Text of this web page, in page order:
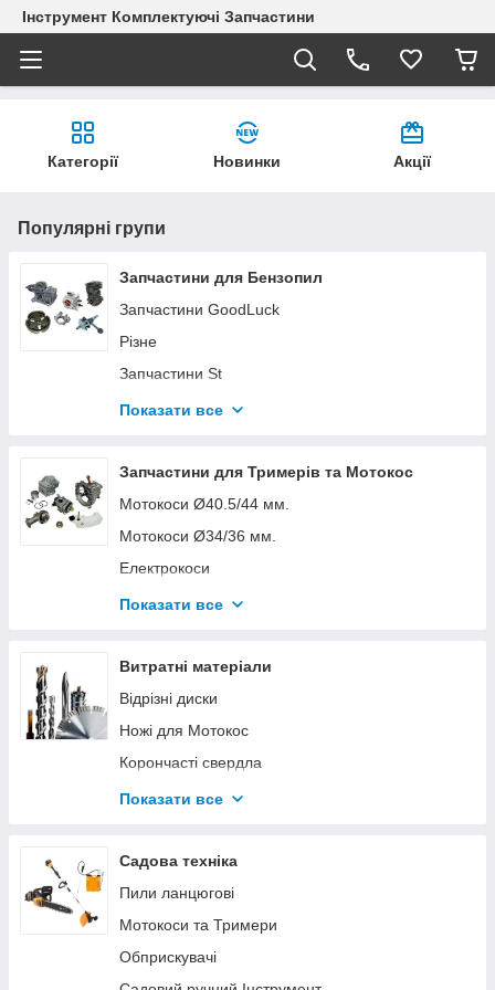
Інструмент Комплектуючі Запчастини
Категорії Новинки Акції
Популярні групи
Запчастини для Бензопил
Запчастини GoodLuck
Різне
Запчастини St
Запчастини P
Запчастини Hu
Запчастини для акумуляторних пил
Показати все
Запчастини для Тримерів та Мотокос
Мотокоси Ø40.5/44 мм.
Мотокоси Ø34/36 мм.
Електрокоси
Запчастини St FS-55-250
4Т
Насадки для Мотокіс
Захисний одяг та аксесуари
Запчастини для акумуляторних Кос
Показати все
Витратні матеріали
Відрізні диски
Ножі для Мотокос
Корончасті свердла
Олії та Мастила
Борфрези
Напилки для Ланцюгів
Шини на Бензопили
Свердла
Показати все
Садова техніка
Пили ланцюгові
Мотокоси та Тримери
Обприскувачі